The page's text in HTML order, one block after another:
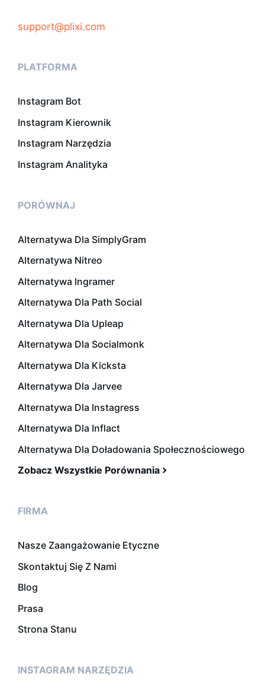
support@plixi.com
PLATFORMA
Instagram Bot
Instagram Kierownik
Instagram Narzędzia
Instagram Analityka
PORÓWNAJ
Alternatywa Dla SimplyGram
Alternatywa Nitreo
Alternatywa Ingramer
Alternatywa Dla Path Social
Alternatywa Dla Upleap
Alternatywa Dla Socialmonk
Alternatywa Dla Kicksta
Alternatywa Dla Jarvee
Alternatywa Dla Instagress
Alternatywa Dla Inflact
Alternatywa Dla Doładowania Społecznościowego
Zobacz Wszystkie Porównania
FIRMA
Nasze Zaangażowanie Etyczne
Skontaktuj Się Z Nami
Blog
Prasa
Strona Stanu
INSTAGRAM NARZĘDZIA